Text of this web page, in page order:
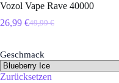
Vozol Vape Rave 40000
49,99€
Ursprünglicher
war:
49,99 €
26,99 €Aktueller
26,99 €.
Geschmack
Zurücksetzen